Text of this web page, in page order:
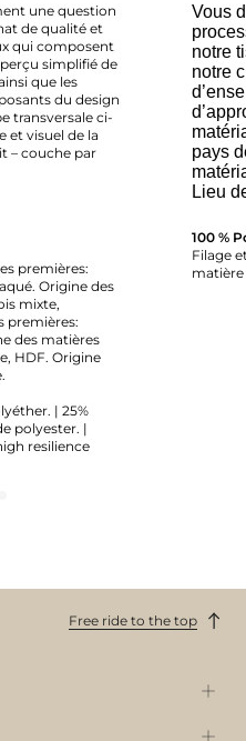
une question
de qualité et
qui composent
simplifié de
que les
du design
transversale ci-
et visuel de la
– couche par
premières:
Origine des
mixte,
premières:
des matières
HDF. Origine
| 25%
polyester. |
resilience
Vous
notre
notre
pays
Lieu
100 %
Filage
matière
Free ride to the top